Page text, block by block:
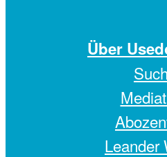
Über
Leander